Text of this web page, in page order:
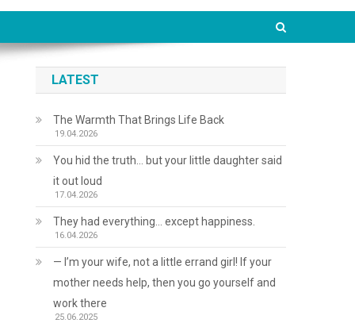
LATEST
The Warmth That Brings Life Back
19.04.2026
You hid the truth… but your little daughter said
it out loud
17.04.2026
They had everything… except happiness.
16.04.2026
— I’m your wife, not a little errand girl! If your
mother needs help, then you go yourself and
work there
25.06.2025